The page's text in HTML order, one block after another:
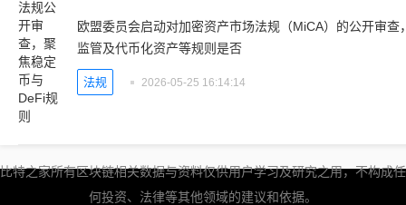
欧盟委员会启动对加密资产市场法规（MiCA）的公开审
监管及代币化资产等规则是否
法规 2026-05-25 16:14:14
比特之家所有区块链相关数据与资料仅供用户学习及研究之用，不构成任
何投资、法律等其他领域的建议和依据。